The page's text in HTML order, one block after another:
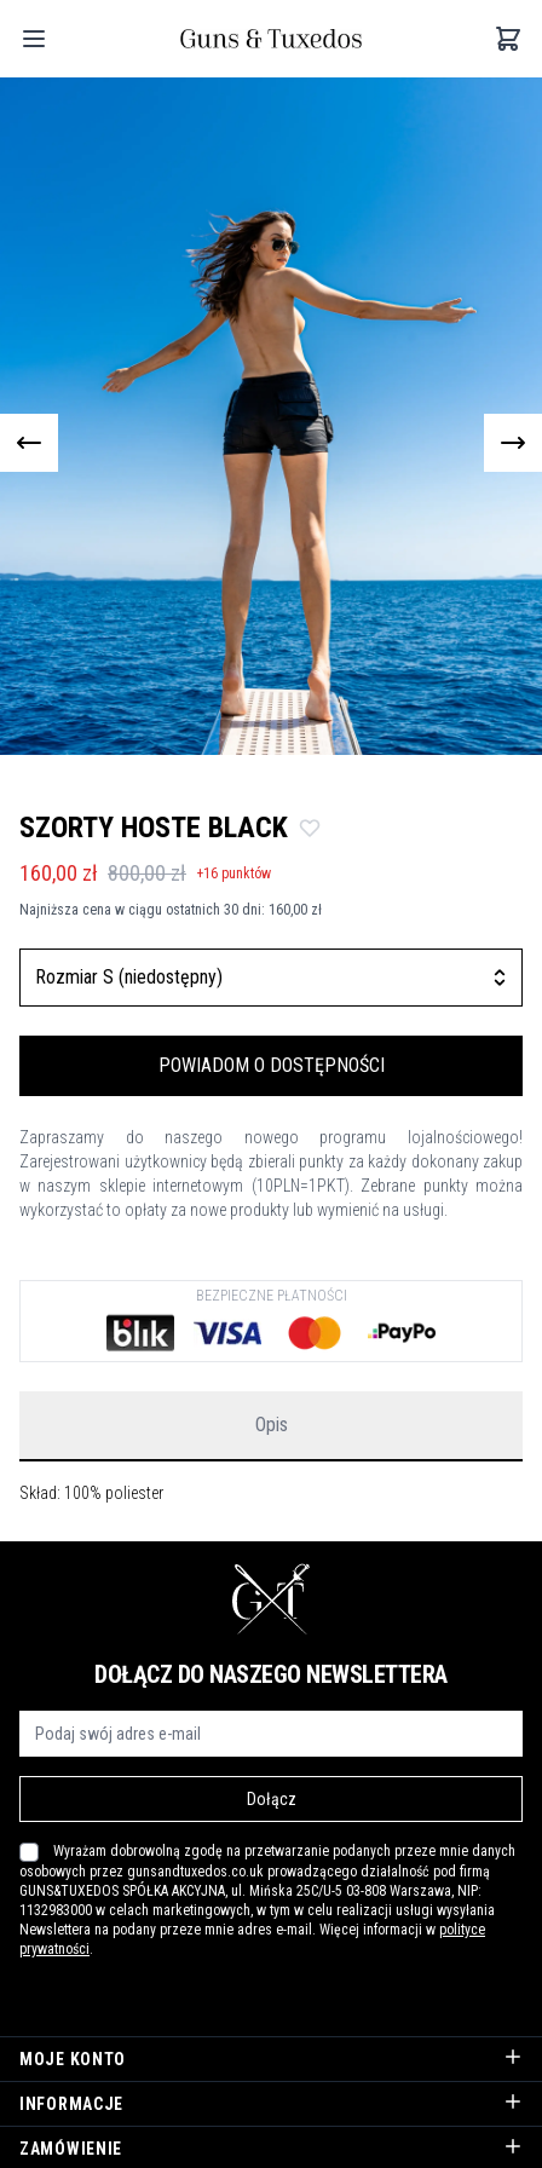
SZORTY HOSTE BLACK
160,00 zł 800,00 zł +16 punktów
Najniższa cena w ciągu ostatnich 30 dni: 160,00 zł
Rozmiar S (niedostępny)
POWIADOM O DOSTĘPNOŚCI
Zapraszamy do naszego nowego programu lojalnościowego!
Zarejestrowani użytkownicy będą zbierali punkty za każdy dokonany zakup
w naszym sklepie internetowym (10PLN=1PKT). Zebrane punkty można
wykorzystać to opłaty za nowe produkty lub wymienić na usługi.
BEZPIECZNE PŁATNOŚCI
Opis
Skład: 100% poliester
DOŁĄCZ DO NASZEGO NEWSLETTERA
Dołącz
Wyrażam dobrowolną zgodę na przetwarzanie podanych przeze mnie danych
osobowych przez gunsandtuxedos.co.uk prowadzącego działalność pod firmą
GUNS&TUXEDOS SPÓŁKA AKCYJNA, ul. Mińska 25C/U-5 03-808 Warszawa, NIP:
1132983000 w celach marketingowych, w tym w celu realizacji usługi wysyłania
Newslettera na podany przeze mnie adres e-mail. Więcej informacji w polityce
prywatności
MOJE KONTO
INFORMACJE
ZAMÓWIENIE